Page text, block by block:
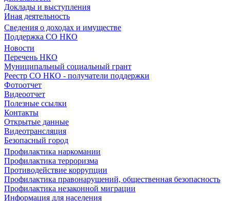
Доклады и выступления
Иная деятельность
Сведения о доходах и имуществе
Поддержка СО НКО
Новости
Перечень НКО
Муниципальный социальный грант
Реестр СО НКО - получатели поддержки
Фотоотчет
Видеоотчет
Полезные ссылки
Контакты
Открытые данные
Видеотрансляция
Безопасный город
Профилактика наркомании
Профилактика терроризма
Противодействие коррупции
Профилактика правонарушений, общественная безопасность
Профилактика незаконной миграции
Информация для населения